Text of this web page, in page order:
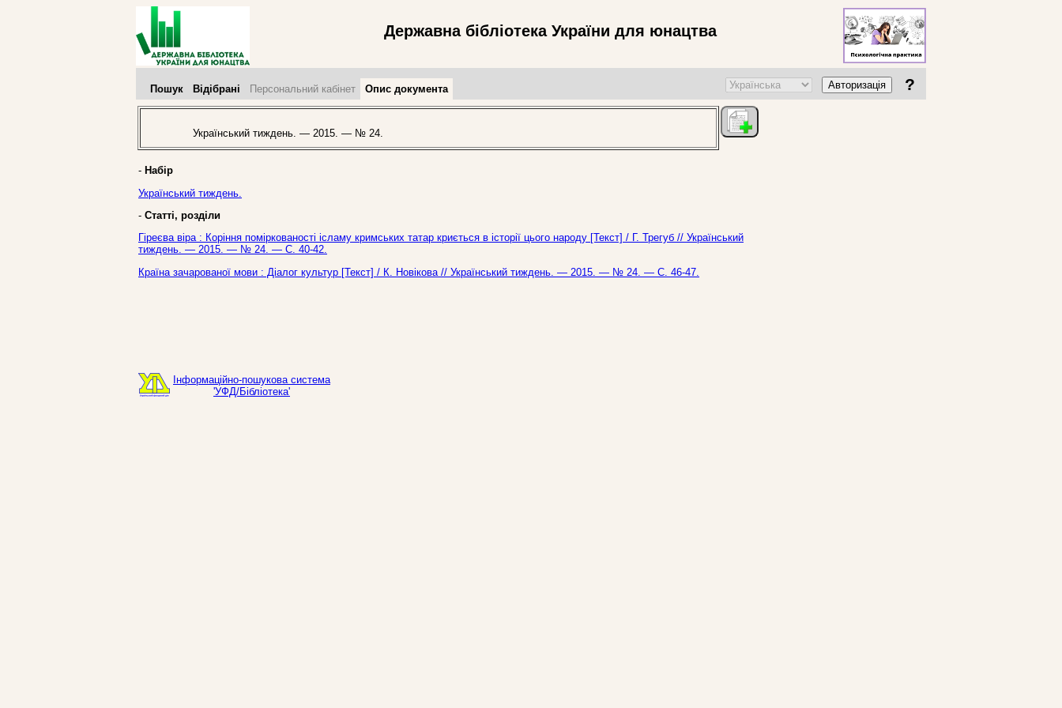
Державна бібліотека України для юнацтва
Пошук Відібрані Персональний кабінет Опис документа Авторизація ?
Український тиждень. — 2015. — № 24.
- Набір
Український тиждень.
- Статті, розділи
Гіреєва віра : Коріння поміркованості ісламу кримських татар криється в історії цього народу [Текст] / Г. Трегуб // Український
тиждень. — 2015. — № 24. — С. 40-42.
Країна зачарованої мови : Діалог культур [Текст] / К. Новікова // Український тиждень. — 2015. — № 24. — С. 46-47.
Інформаційно-пошукова система
'УФД/Бібліотека'